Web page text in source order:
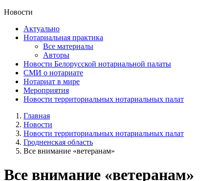
Новости
Актуально
Нотариальная практика
Все материалы
Авторы
Новости Белорусской нотариальной палаты
СМИ о нотариате
Нотариат в мире
Мероприятия
Новости территориальных нотариальных палат
Главная
Новости
Новости территориальных нотариальных палат
Гродненская область
Все внимание «ветеранам»
Все внимание «ветеранам»